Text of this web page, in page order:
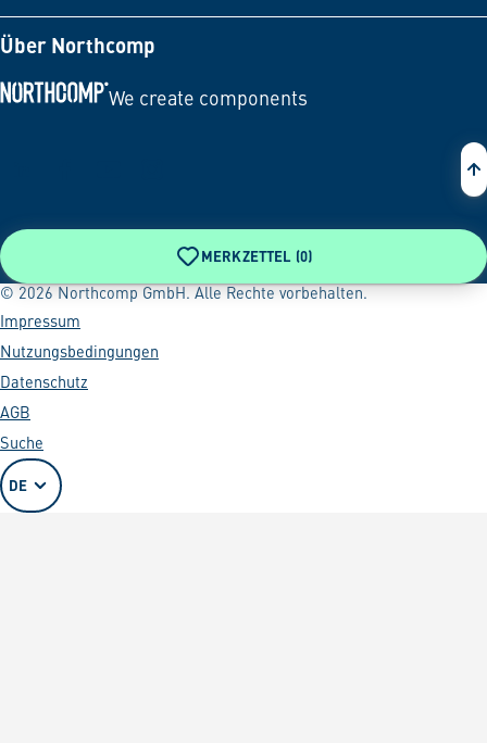
Über Northcomp
We create components
MERKZETTEL (0)
© 2026 Northcomp GmbH. Alle Rechte vorbehalten.
Impressum
Nutzungsbedingungen
Datenschutz
AGB
Suche
DE